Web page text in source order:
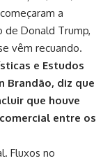
a
de Donald Trump,
vêm recuando.
e Estudos
Brandão, diz que
que houve
entre os
Fluxos no